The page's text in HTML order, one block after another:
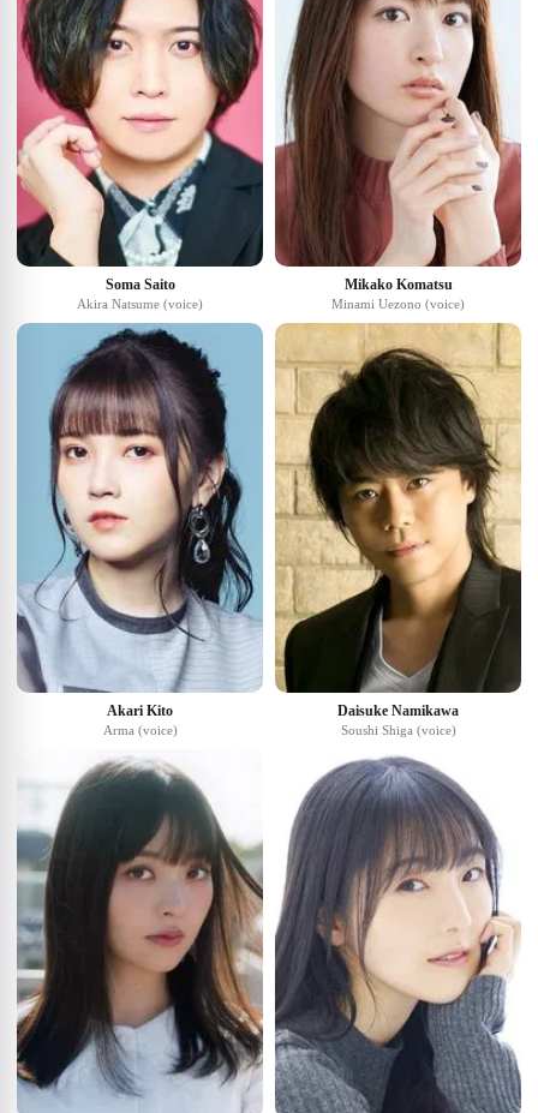
Soma Saito
Akira Natsume (voice)
Mikako Komatsu
Minami Uezono (voice)
Akari Kito
Arma (voice)
Daisuke Namikawa
Soushi Shiga (voice)